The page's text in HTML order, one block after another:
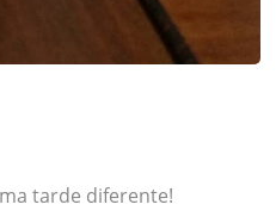
tarde diferente!